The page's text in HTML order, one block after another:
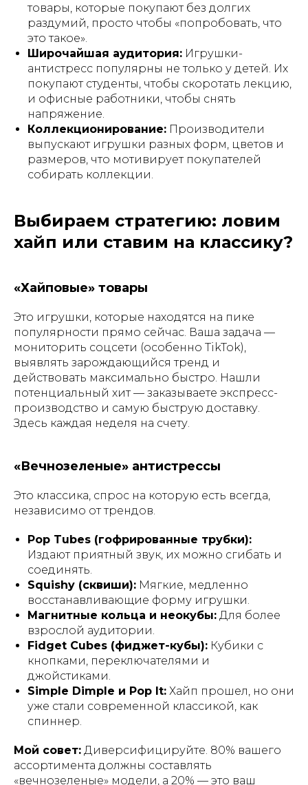
товары, которые покупают без долгих
раздумий, просто чтобы «попробовать, что
это такое».
Широчайшая аудитория: Игрушки-
антистресс популярны не только у детей. Их
покупают студенты, чтобы скоротать лекцию,
и офисные работники, чтобы снять
напряжение.
Коллекционирование: Производители
выпускают игрушки разных форм, цветов и
размеров, что мотивирует покупателей
собирать коллекции.
Выбираем стратегию: ловим
хайп или ставим на классику?
«Хайповые» товары
Это игрушки, которые находятся на пике
популярности прямо сейчас. Ваша задача —
мониторить соцсети (особенно TikTok),
выявлять зарождающийся тренд и
действовать максимально быстро. Нашли
потенциальный хит — заказываете экспресс-
производство и самую быструю доставку.
Здесь каждая неделя на счету.
«Вечнозеленые» антистрессы
Это классика, спрос на которую есть всегда,
независимо от трендов.
Pop Tubes (гофрированные трубки):
Издают приятный звук, их можно сгибать и
соединять.
Squishy (сквиши): Мягкие, медленно
восстанавливающие форму игрушки.
Магнитные кольца и неокубы: Для более
взрослой аудитории.
Fidget Cubes (фиджет-кубы): Кубики с
кнопками, переключателями и
джойстиками.
Simple Dimple и Pop It: Хайп прошел, но они
уже стали современной классикой, как
спиннер.
Мой совет: Диверсифицируйте. 80% вашего
ассортимента должны составлять
«вечнозеленые» модели, а 20% — это ваш